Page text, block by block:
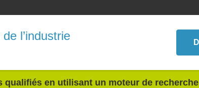
l’industrie
qualifiés en utilisant un moteur de